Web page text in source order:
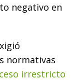
negativo en
normativas
irrestricto